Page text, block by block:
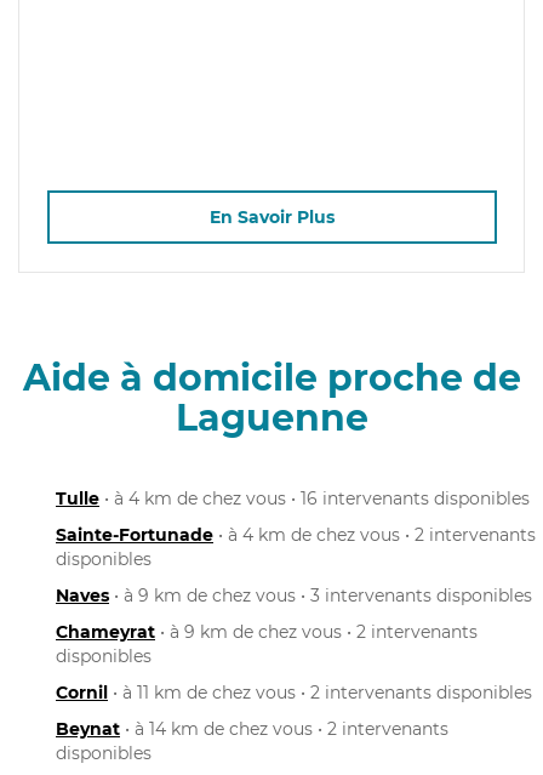
En Savoir Plus
Aide à domicile proche de
Laguenne
Tulle • à 4 km de chez vous • 16 intervenants disponibles
Sainte-Fortunade • à 4 km de chez vous • 2 intervenants
disponibles
Naves • à 9 km de chez vous • 3 intervenants disponibles
Chameyrat • à 9 km de chez vous • 2 intervenants
disponibles
Cornil • à 11 km de chez vous • 2 intervenants disponibles
Beynat • à 14 km de chez vous • 2 intervenants
disponibles